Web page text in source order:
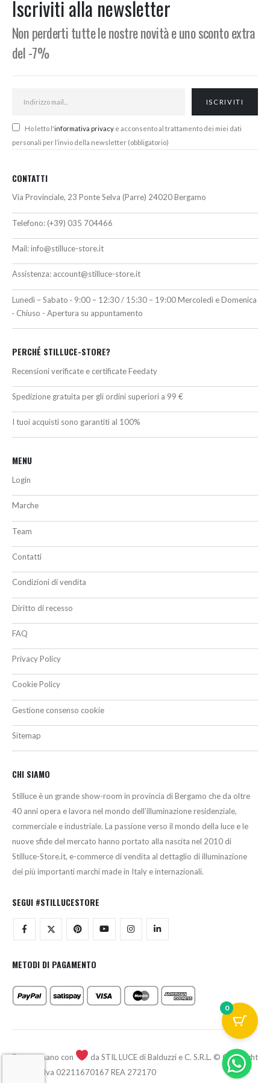
Iscriviti alla newsletter
Non perderti tutte le nostre novità e uno sconto extra
del -7%
Ho letto l'informativa privacy e acconsento al trattamento dei miei dati
personali per l’invio della newsletter (obbligatorio)
CONTATTI
Via Provinciale, 23 Ponte Selva (Parre) 24020 Bergamo
Telefono: (+39) 035 704466
Mail:info@stilluce-store.it
Assistenza: account@stilluce-store.it
Lunedì – Sabato · 9:00 – 12:30 / 15:30 – 19:00 Mercoledì e Domenica
· Chiuso - Apertura su appuntamento
PERCHÉ STILLUCE-STORE?
Recensioni verificate e certificate Feedaty
Spedizione gratuita per gli ordini superiori a 99 €
I tuoi acquisti sono garantiti al 100%
MENU
Login
Marche
Team
Contatti
Condizioni di vendita
Diritto di recesso
FAQ
Privacy Policy
Cookie Policy
Gestione consenso cookie
Sitemap
CHI SIAMO
Stilluce è un grande show-room in provincia di Bergamo che da oltre
40 anni opera e lavora nel mondo dell’illuminazione residenziale,
commerciale e industriale. La passione verso il mondo della luce e le
nuove sfide del mercato hanno portato alla nascita nel 2010 di
Stilluce-Store.it, e-commerce di vendita al dettaglio di illuminazione
dei più importanti marchi made in Italy e internazionali.
SEGUI #STILLUCESTORE
METODI DI PAGAMENTO
Fatto a mano con
da STIL LUCE di Balduzzi e C. S.R.L. © Copyright
2026 - P.Iva 02211670167 REA 272170
0